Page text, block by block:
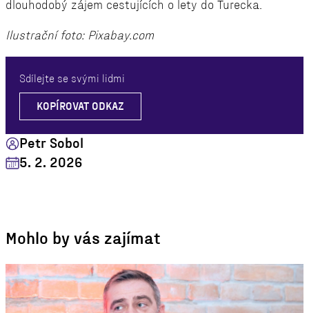
dlouhodobý zájem cestujících o lety do Turecka.
Ilustrační foto: Pixabay.com
Sdílejte se svými lidmi
KOPÍROVAT ODKAZ
Petr Sobol
5. 2. 2026
Mohlo by vás zajímat